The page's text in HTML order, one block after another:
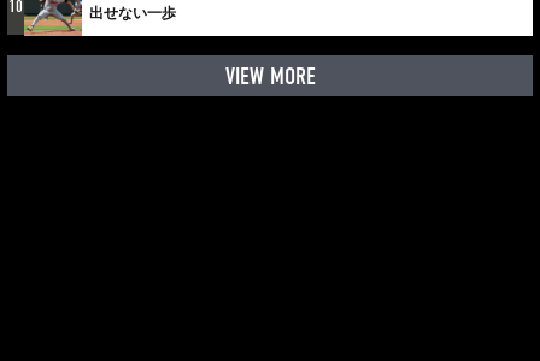
10
出せない一歩
VIEW MORE